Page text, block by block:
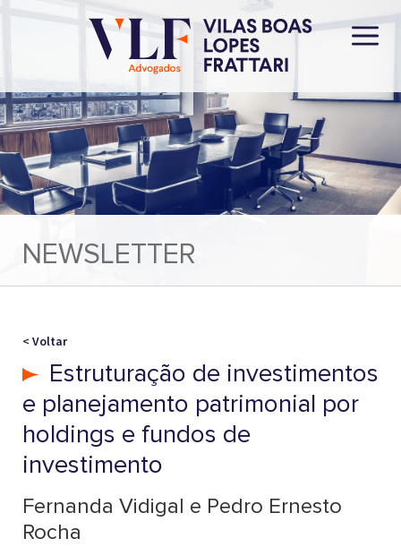
NEWSLETTER
< Voltar
Estruturação de investimentos
e planejamento patrimonial por
holdings e fundos de
investimento
Fernanda Vidigal e Pedro Ernesto
Rocha